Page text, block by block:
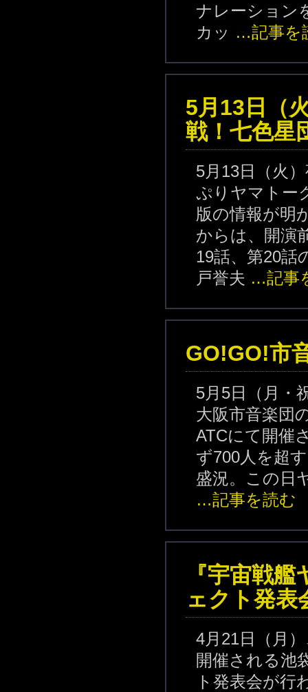
ナレーション
カッ …記事を
5月13日（
戦！七色星
5月13日（火
ぷりヤマトー
版の情報が明
からは、開演
19話、第20話
戸誉夫 …記事
GO!GO!市
5月5日（月・
大阪市音楽団
ATCにて開催
ず700人を超
盛況。この日
…記事を読む
『宇宙戦
ェクト発表
4月21日（月
開催される池
ト発表会が